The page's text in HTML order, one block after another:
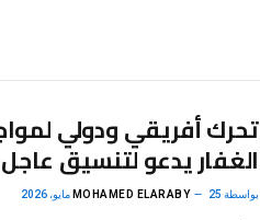
تحرك أفريقي ودولي
الغفار يدعو لتنسيق
بواسطة MOHAMED ELARABY 25 مايو، 2026